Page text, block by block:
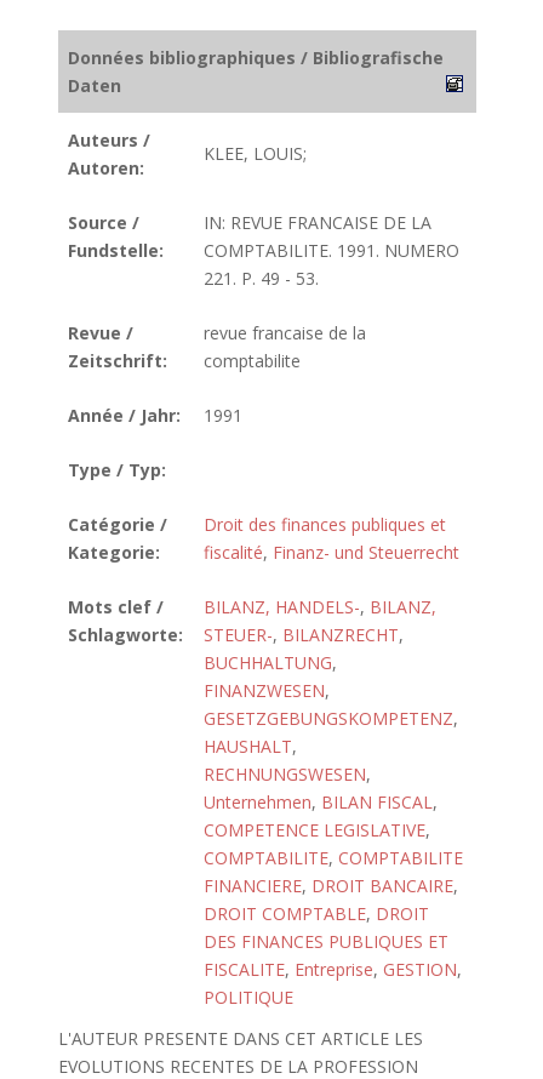
Données bibliographiques / Bibliografische
Daten
Auteurs /
Autoren:
KLEE, LOUIS;
Source /
Fundstelle:
IN: REVUE FRANCAISE DE LA
COMPTABILITE. 1991. NUMERO
221. P. 49 - 53.
Revue /
Zeitschrift:
revue francaise de la
comptabilite
Année / Jahr: 1991
Type / Typ:
Catégorie /
Kategorie:
Droit des finances publiques et
fiscalité, Finanz- und Steuerrecht
Mots clef /
Schlagworte:
BILANZ, HANDELS-, BILANZ,
STEUER-, BILANZRECHT,
BUCHHALTUNG,
FINANZWESEN,
GESETZGEBUNGSKOMPETENZ,
HAUSHALT,
RECHNUNGSWESEN,
Unternehmen, BILAN FISCAL,
COMPETENCE LEGISLATIVE,
COMPTABILITE, COMPTABILITE
FINANCIERE, DROIT BANCAIRE,
DROIT COMPTABLE, DROIT
DES FINANCES PUBLIQUES ET
FISCALITE, Entreprise, GESTION,
POLITIQUE
L'AUTEUR PRESENTE DANS CET ARTICLE LES
EVOLUTIONS RECENTES DE LA PROFESSION